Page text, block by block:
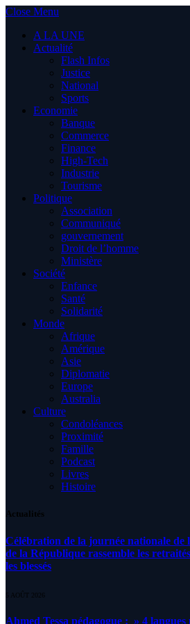
Close Menu
A LA UNE
Actualité
Flash Infos
Justice
National
Sports
Economie
Banque
Commerce
Finance
High-Tech
Industrie
Tourisme
Politique
Association
Communiqué
gouvernement
Droit de l’homme
Ministère
Société
Enfance
Santé
Solidarité
Monde
Afrique
Amérique
Asie
Diplomatie
Europe
Australia
Culture
Condoléances
Proximité
Famille
Podcast
Livres
Histoire
Actualités
Célébration de la journée nationale de
de la République rassemble les
les blessés
5 AOÛT 2026
Ahmed Tessa pédagogue : » 4